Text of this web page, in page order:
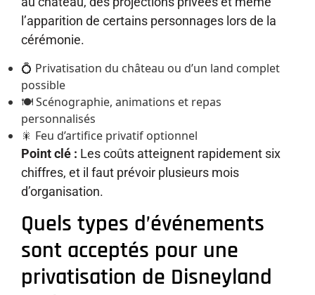
l’apparition de certains personnages lors de la
cérémonie.
💍 Privatisation du château ou d’un land complet
possible
🍽️ Scénographie, animations et repas
personnalisés
🎇 Feu d’artifice privatif optionnel
Point clé : Les coûts atteignent rapidement six
chiffres, et il faut prévoir plusieurs mois
d’organisation.
Quels types d’événements
sont acceptés pour une
privatisation de Disneyland